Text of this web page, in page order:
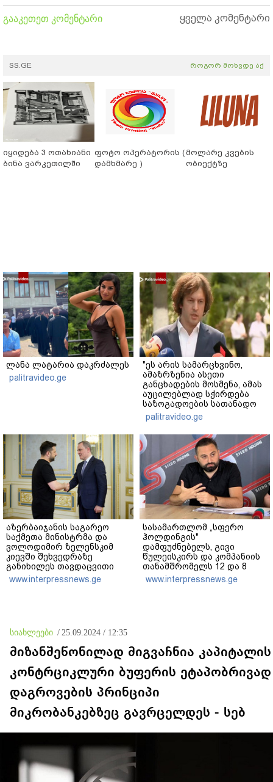
გააკეთეთ კომენტარი ყველა კომენტარი
SS.GE როგორ მოხვდე აქ
იყიდება 3 ოთახიანი
ბინა ვარკეთილში
ფოტო ოპერატორის (
დამხმარე )
მოლარე კვების
ობიექტზე
ლანა ლატარია დაკრძალეს
palitravideo.ge
"ეს არის სამარცხვინო,
ამაზრზენია ასეთი
განცხადების მოსმენა, ამას
აუცილებლად სჭირდება
საზოგადოების სათანადო
რეაქცია" - ირაკლი
კობახიძე
palitravideo.ge
აზერბაიჯანის საგარეო
საქმეთა მინისტრმა და
ვოლოდიმირ ზელენსკიმ
კიევში შეხვედრაზე
განიხილეს თავდაცვითი
თანამშრომლობა, მათ
შორის დრონების,
www.interpressnews.ge
სასამართლომ „სფერო
ჰოლდინგის"
დამფუძნებელს, გივი
წულეისკირს და კომპანიის
თანამშრომელს 12 და 8
წლით თავისუფლების
აღკვეთა განუსაზღვრა -
www.interpressnews.ge
სიახლეები / 25.09.2024 / 12:35
მიზანშეწონილად მიგვაჩნია კაპიტალის
კონტრციკლური ბუფერის ეტაპობრივად
დაგროვების პრინციპი
მიკრობანკებზეც გავრცელდეს - სებ